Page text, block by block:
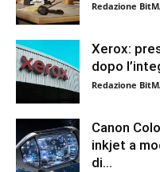
Redazione
Xerox:
dopo
Redazione
Canon
inkjet a
di...